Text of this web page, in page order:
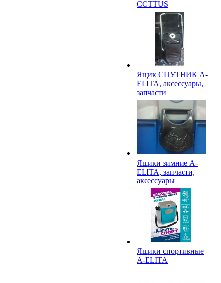
COTTUS
Ящик СПУТНИК A-
ELITA, аксессуары,
запчасти
Ящики зимние A-
ELITA, запчасти,
аксессуары
Ящики спортивные
A-ELITA